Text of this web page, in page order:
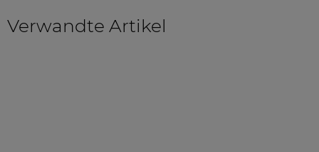
Verwandte Artikel